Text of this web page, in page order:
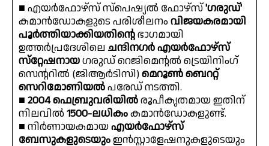
■ എയർഫോഴ്‌സ് സ്‌പെഷ്യൽ ഫോഴ്‌സ്'ഗരുഡ്'
കമാൻഡോകളുടെ പരിശീലനം വിജയകരമായി
പൂർത്തിയാക്കിയതിൻ്റെഭാഗമായി
ഉത്തർപ്രദേശിലെ ചന്ദിനഗർ എയർഫോഴ്‌സ്
സ്‌റ്റേഷനായഗരുഡ് റെജിമെൻ്റൽ ട്രെയിനിംഗ്
സെൻ്ററിൽ (ജിആർടിസി)മെറൂൺ ബെററ്റ്
സെറിമോണിയൽപരേഡ് നടത്തി.
■ 2004 ഫെബ്രുവരിയിൽരൂപീകൃതമായ ഇതിന്
നിലവിൽ 1500-ലധികംകമാൻഡോകളുണ്ട്.
■ നിർണായകമായഎയർഫോഴ്സ്
ബേസുകളുടെയുംഇൻസ്റ്റാളേഷനുകളുടെയും